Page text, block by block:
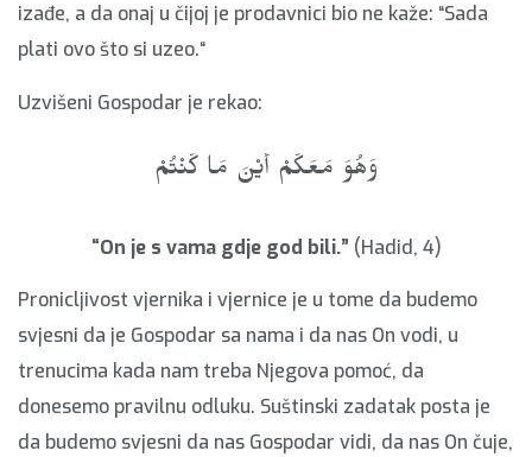
izađe, a da onaj u čijoj je prodavnici bio ne kaže: “Sada
plati ovo što si uzeo.“
Uzvišeni Gospodar je rekao:
وَهُوَ مَعَكُمْ أَيْنَ مَا كُنْتُمْ
“On je s vama gdje god bili.” (Hadid, 4)
Pronicljivost vjernika i vjernice je u tome da budemo
svjesni da je Gospodar sa nama i da nas On vodi, u
trenucima kada nam treba Njegova pomoć, da
donesemo pravilnu odluku. Suštinski zadatak posta je
da budemo svjesni da nas Gospodar vidi, da nas On čuje,